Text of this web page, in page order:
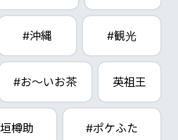
#沖縄 #観光
#お～いお茶 英祖王
樽助 #ポケふた